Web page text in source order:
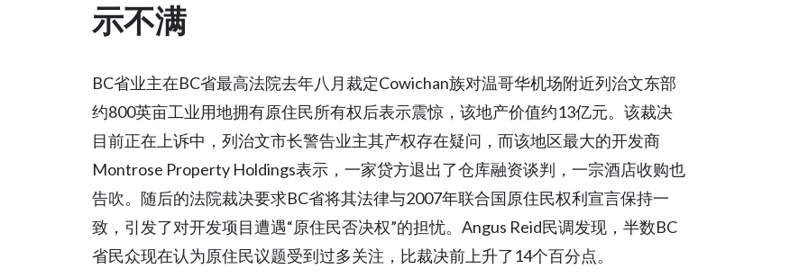
示不满
BC省业主在BC省最高法院去年八月裁定Cowichan族对温哥华机场附近列治文东部
约800英亩工业用地拥有原住民所有权后表示震惊，该地产价值约13亿元。该裁决
目前正在上诉中，列治文市长警告业主其产权存在疑问，而该地区最大的开发商
Montrose Property Holdings表示，一家贷方退出了仓库融资谈判，一宗酒店收购也
告吹。随后的法院裁决要求BC省将其法律与2007年联合国原住民权利宣言保持一
致，引发了对开发项目遭遇“原住民否决权”的担忧。Angus Reid民调发现，半数BC
省民众现在认为原住民议题受到过多关注，比裁决前上升了14个百分点。